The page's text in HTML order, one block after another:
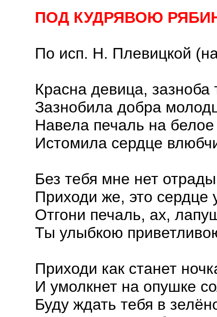
ПОД КУДРЯВОЮ
По исп. Н. Плевицкой
Красна девица,
Зазнобила добра
Навела печаль на
Истомила сердце
Без тебя мне нет
Приходи же, это сердце
Отгони печаль, ах,
Ты улыбкою
Приходи как станет
И умолкнет на опушке
Буду ждать тебя в